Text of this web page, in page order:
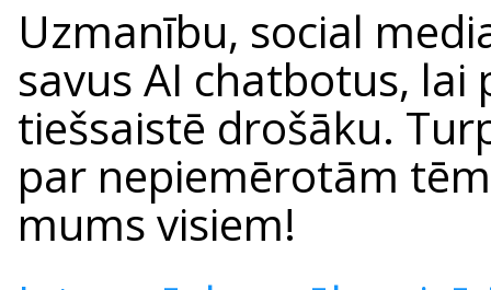
Uzmanību, social
savus AI chatbotus,
tiešsaistē drošāku.
par nepiemērotām
mums visiem!